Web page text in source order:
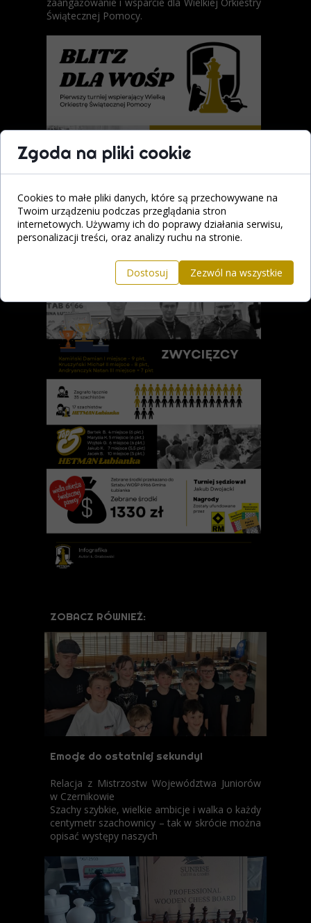
Świątecznej Pomocy.
ZOBACZ RÓWNIEŻ:
Emocje do ostatniej sekundy!
Relacja z Mistrzostw Województwa Juniorów
w Czernikowie
​Szachy szybkie, wielkie ambicje i walka o każdy
centymetr szachownicy – tak w skrócie można
opisać występy naszych
Zgoda na pliki cookie
Cookies to małe pliki danych, które są przechowywane na
Twoim urządzeniu podczas przeglądania stron
internetowych. Używamy ich do poprawy działania serwisu,
personalizacji treści, oraz analizy ruchu na stronie.
Dostosuj Zezwól na wszystkie